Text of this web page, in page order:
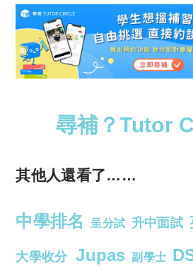
尋補？Tutor
其他人還看了……
中學排名 呈分試 升中面試
大學收分 Jupas 副學士